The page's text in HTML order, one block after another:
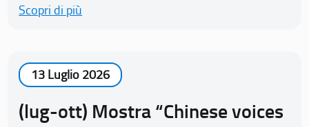
Scopri di più
13 Luglio 2026
(lug-ott) Mostra “Chinese voices